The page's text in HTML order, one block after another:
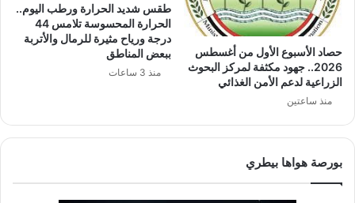
حصاد الأسبوع الأول من أغسطس
2026.. جهود مكثفة لمركز البحوث
الزراعية لدعم الأمن الغذائي
منذ ساعتين
طقس شديد الحرارة ورطب اليوم..
الحرارة المحسوسة تلامس 44
درجة ورياح مثيرة للرمال والأتربة
ببعض المناطق
منذ 3 ساعات
بورصة هواها بيطري